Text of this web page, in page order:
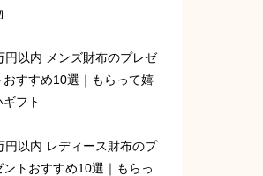
円以内 メンズ財布のプレゼ
おすすめ10選｜もらって嬉
ギフト
円以内 レディース財布のプ
ントおすすめ10選｜もらっ